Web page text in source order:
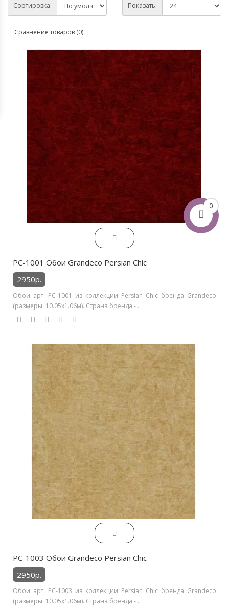
0
Сортировка: Показать:
Сравнение товаров (0)
PC-1001 Обои Grandeco Persian Chic
2950р.
Обои арт. PC-1001 из коллекции Persian Chic бренда Grandeco
(размеры: 10.05х1.06м). Страна бренда - ..
PC-1003 Обои Grandeco Persian Chic
2950р.
Обои арт. PC-1003 из коллекции Persian Chic бренда Grandeco
(размеры: 10.05х1.06м). Страна бренда - ..